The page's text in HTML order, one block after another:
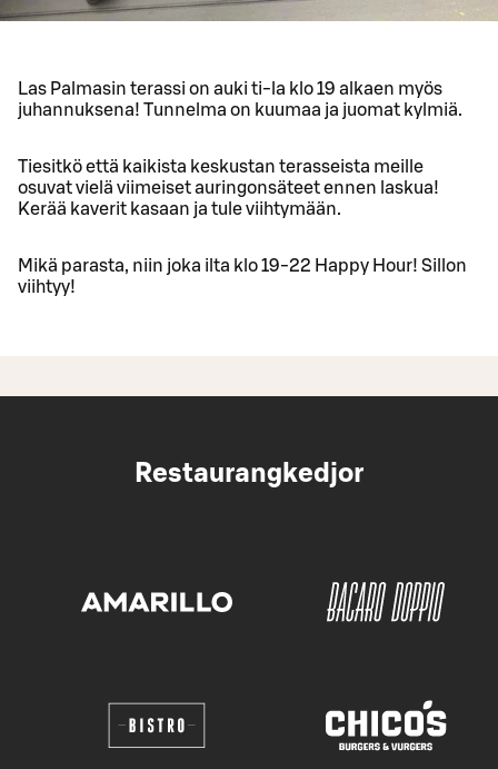
Las Palmasin terassi on auki ti-la klo 19 alkaen myös
juhannuksena! Tunnelma on kuumaa ja juomat kylmiä.
Tiesitkö että kaikista keskustan terasseista meille
osuvat vielä viimeiset auringonsäteet ennen laskua!
Kerää kaverit kasaan ja tule viihtymään.
Mikä parasta, niin joka ilta klo 19-22 Happy Hour! Sillon
viihtyy!
Restaurangkedjor